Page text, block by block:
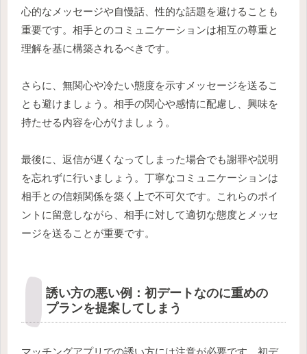
心的なメッセージや自慢話、性的な話題を避けることも
重要です。相手とのコミュニケーションは相互の尊重と
理解を基に構築されるべきです。
さらに、無関心や冷たい態度を示すメッセージを送るこ
とも避けましょう。相手の関心や感情に配慮し、興味を
持たせる内容を心がけましょう。
最後に、返信が遅くなってしまった場合でも謝罪や説明
を忘れずに行いましょう。丁寧なコミュニケーションは
相手との信頼関係を築く上で不可欠です。これらのポイ
ントに留意しながら、相手に対して適切な態度とメッセ
ージを送ることが重要です。
誘い方の悪い例：初デートなのに重めの
プランを提案してしまう
マッチングアプリでの誘い方には注意が必要です。初デ